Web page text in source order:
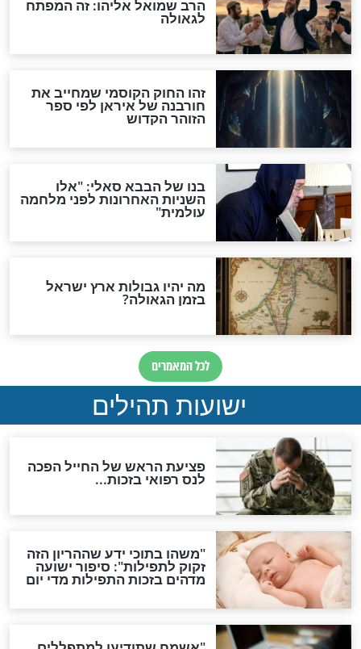
האם לאחר בוא המשיח יהיה
אפשר לחזור בתשובה?
לכל המאמרים
להמתקת הדינים וביטול
גזרות
סגולת ע"ב שמות הקודש
תפילה סגולית להמתקת
הדינים